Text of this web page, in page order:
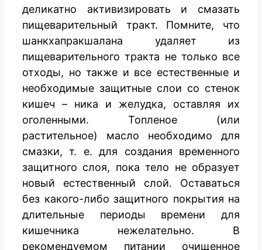
деликатно активизировать и смазать
пищеварительный тракт. Помните, что
шанкхапракшалана удаляет из
пищеварительного тракта не только все
отходы, но также и все естественные и
необходимые защитные слои со стенок
кишеч – ника и желудка, оставляя их
оголенными. Топленое (или
растительное) масло необходимо для
смазки, т. е. для создания временного
защитного слоя, пока тело не образует
новый естественный слой. Оставаться
без какого-либо защитного покрытия на
длительные периоды времени для
кишечника нежелательно. В
рекомендуемом питании очищенное